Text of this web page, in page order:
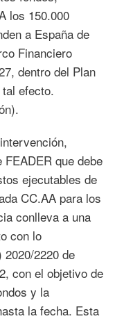
los 150.000
a España de
Financiero
dentro del Plan
efecto.
que debe
ejecutables de
CC.AA para los
conlleva a una
con lo
2220 de
con el objetivo de
y la
la fecha. Esta